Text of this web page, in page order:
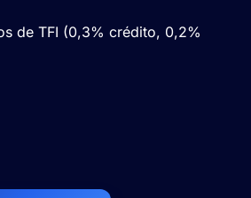
de TFI (0,3% crédito, 0,2%